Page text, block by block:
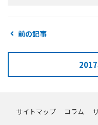
前の記事
サイトマップ コラム